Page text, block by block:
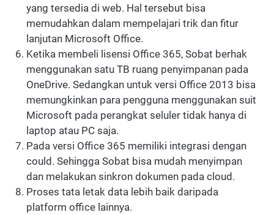
yang tersedia di web. Hal tersebut bisa
memudahkan dalam mempelajari trik dan fitur
lanjutan Microsoft Office.
Ketika membeli lisensi Office 365, Sobat berhak
menggunakan satu TB ruang penyimpanan pada
OneDrive. Sedangkan untuk versi Office 2013 bisa
memungkinkan para pengguna menggunakan suit
Microsoft pada perangkat seluler tidak hanya di
laptop atau PC saja.
Pada versi Office 365 memiliki integrasi dengan
could. Sehingga Sobat bisa mudah menyimpan
dan melakukan sinkron dokumen pada cloud.
Proses tata letak data lebih baik daripada
platform office lainnya.